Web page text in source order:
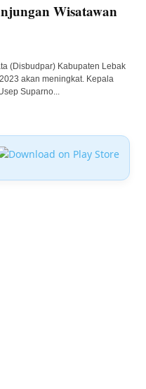
Wisatawan
(Disbudpar) Kabupaten Lebak
akan meningkat. Kepala
Suparno...